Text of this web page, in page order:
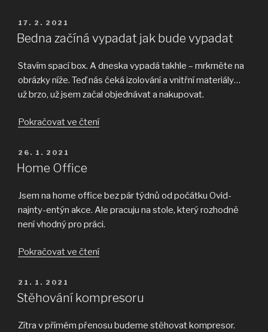
–
nějak
moc!“
PUBLIKOVÁNO
17. 2. 2021
Bedna začíná vypadat jak bude vypadat
Stavím spací box. A dneska vypadá takhle – mrkrněte na
obrázky níže. Teď nás čeká izolování a vnitřní materiály…
už brzo, už jsem začal objednávat a nakupovat.
Pokračovat ve čtení„Bedna
vypadat“
PUBLIKOVÁNO
26. 1. 2021
Home Office
Jsem na home office bez pár týdnů od počátku Ovid-
najnty-entýn akce. Ale pracuju na stole, který rozhodně
není vhodný pro práci.
Pokračovat ve čtení„Home
PUBLIKOVÁNO
21. 1. 2021
Stĕhování kompresoru
Zítra v přímém přenosu budeme stěhovat kompresor.